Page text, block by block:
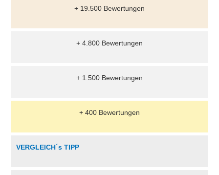
+ 19.500 Bewertungen
+ 4.800 Bewertungen
+ 1.500 Bewertungen
+ 400 Bewertungen
VERGLEICH´s TIPP